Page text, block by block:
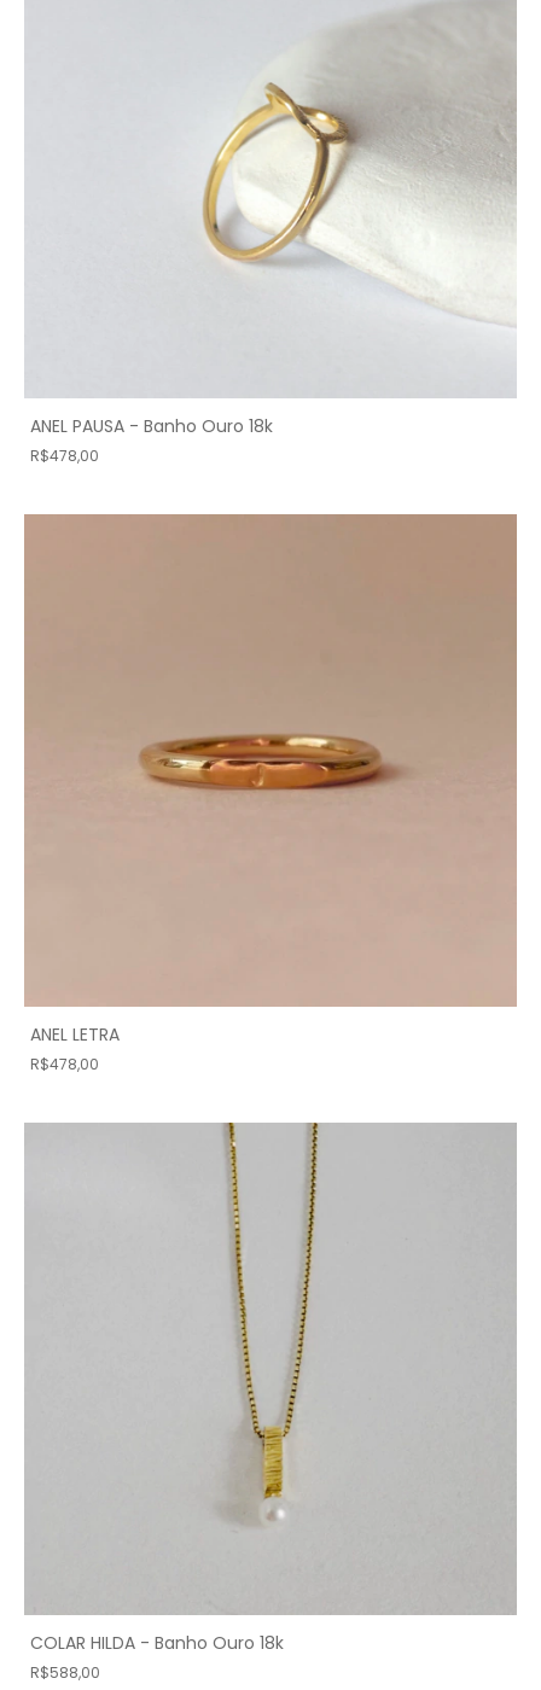
ANEL PAUSA - Banho Ouro 18k
R$478,00
ANEL LETRA
R$478,00
COLAR HILDA - Banho Ouro 18k
R$588,00